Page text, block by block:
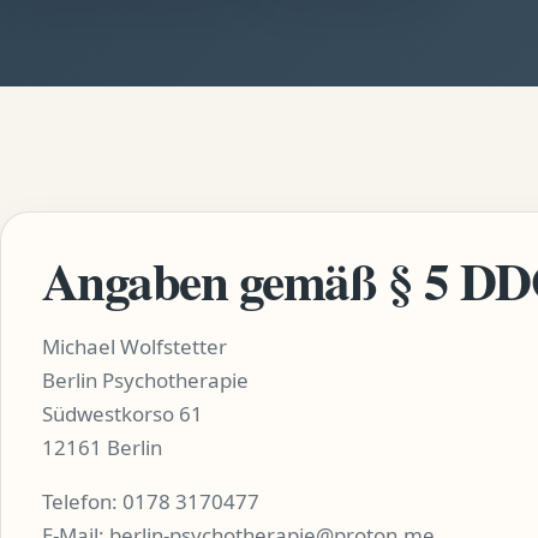
Angaben gemäß § 5
Michael Wolfstetter
Berlin Psychotherapie
Südwestkorso 61
12161 Berlin
Telefon: 0178 3170477